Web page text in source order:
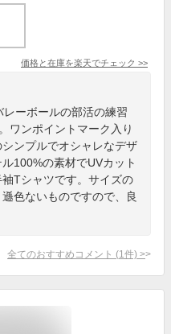
価格と在庫を楽天でチェック >>
ーボールの部活の練習
ワンポイントマーク入り
ンプルでオシャレなデザ
100%の素材でUVカット
Tシャツです。サイズの
色ないものですので、良
全てのおすすめコメント (1 件) >